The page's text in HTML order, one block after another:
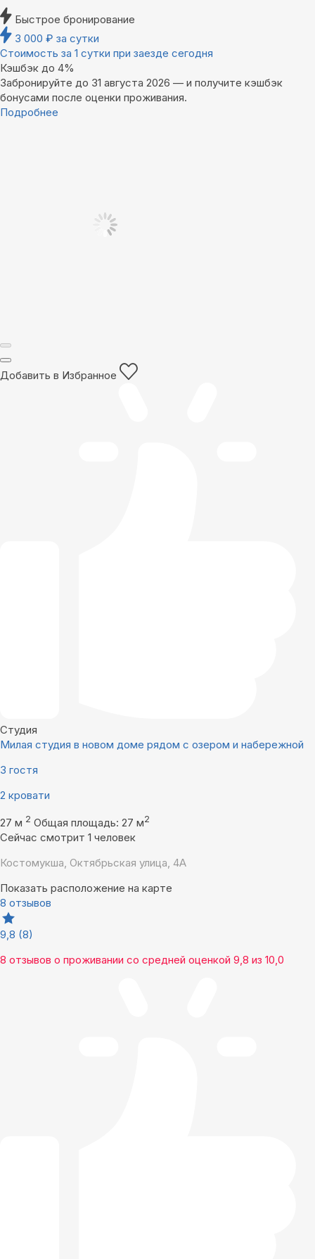
Быстрое бронирование
3 000 ₽ за сутки
Стоимость за 1 сутки при заезде сегодня
Кэшбэк до 4%
Забронируйте до 31 августа 2026 — и получите кэшбэк
бонусами после оценки проживания.
Подробнее
Добавить в Избранное
Студия
Милая студия в новом доме рядом с озером и набережной
3 гостя
2 кровати
27 м 2 Общая площадь: 27 м2
Сейчас смотрит 1 человек
Костомукша, Октябрьская улица, 4А
Показать расположение на карте
8 отзывов
9,8 (8)
8 отзывов о проживании со средней оценкой 9,8 из 10,0